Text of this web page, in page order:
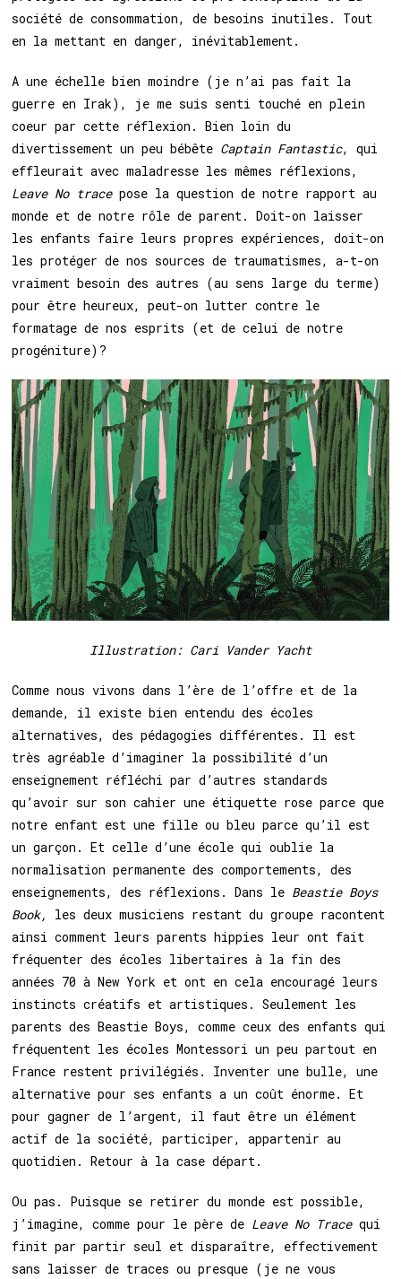
société de consommation, de besoins inutiles. Tout
en la mettant en danger, inévitablement.
A une échelle bien moindre (je n’ai pas fait la
guerre en Irak), je me suis senti touché en plein
coeur par cette réflexion. Bien loin du
divertissement un peu bébête Captain Fantastic, qui
effleurait avec maladresse les mêmes réflexions,
Leave No tracepose la question de notre rapport au
monde et de notre rôle de parent. Doit-on laisser
les enfants faire leurs propres expériences, doit-on
les protéger de nos sources de traumatismes, a-t-on
vraiment besoin des autres (au sens large du terme)
pour être heureux, peut-on lutter contre le
formatage de nos esprits (et de celui de notre
progéniture)?
Illustration: Cari Vander Yacht
Comme nous vivons dans l’ère de l’offre et de la
demande, il existe bien entendu des écoles
alternatives, des pédagogies différentes. Il est
très agréable d’imaginer la possibilité d’un
enseignement réfléchi par d’autres standards
qu’avoir sur son cahier une étiquette rose parce que
notre enfant est une fille ou bleu parce qu’il est
un garçon. Et celle d’une école qui oublie la
normalisation permanente des comportements, des
enseignements, des réflexions. Dans le Beastie Boys
Book, les deux musiciens restant du groupe racontent
ainsi comment leurs parents hippies leur ont fait
fréquenter des écoles libertaires à la fin des
années 70 à New York et ont en cela encouragé leurs
instincts créatifs et artistiques. Seulement les
parents des Beastie Boys, comme ceux des enfants qui
fréquentent les écoles Montessori un peu partout en
France restent privilégiés. Inventer une bulle, une
alternative pour ses enfants a un coût énorme. Et
pour gagner de l’argent, il faut être un élément
actif de la société, participer, appartenir au
quotidien. Retour à la case départ.
Ou pas. Puisque se retirer du monde est possible,
j’imagine, comme pour le père de Leave No Tracequi
finit par partir seul et disparaître, effectivement
sans laisser de traces ou presque (je ne vous